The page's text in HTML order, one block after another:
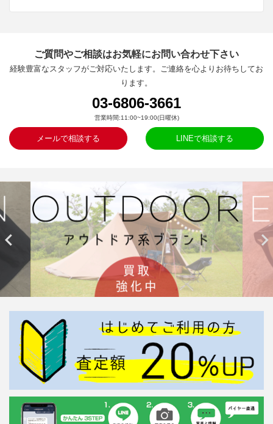
ご質問やご相談はお気軽にお問い合わせ下さい
経験豊富なスタッフがご対応いたします。ご連絡を心よりお待ちしてお
ります。
03-6806-3661
営業時間:11:00~19:00(日曜休)
メールで相談する LINEで相談する
 